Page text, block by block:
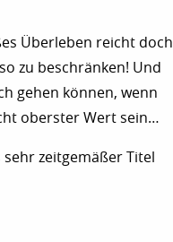
Überleben reicht doch
zu beschränken! Und
gehen können, wenn
oberster Wert sein…
sehr zeitgemäßer Titel